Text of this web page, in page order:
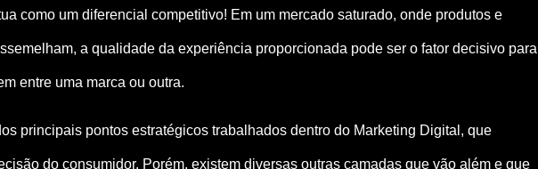
como um diferencial competitivo! Em um mercado saturado, onde produtos e
a qualidade da experiência proporcionada pode ser o fator decisivo para
entre uma marca ou outra.
principais pontos estratégicos trabalhados dentro do Marketing Digital, que
do consumidor. Porém, existem diversas outras camadas que vão além e que